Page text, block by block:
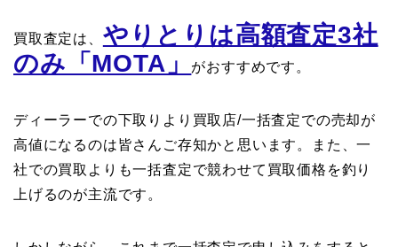
買取査定は、 やりとりは高額査定3社
のみ「MOTA」
がおすすめです。
ディーラーでの下取りより買取店/一括査定での売却が
高値になるのは皆さんご存知かと思います。また、一
社での買取よりも一括査定で競わせて買取価格を釣り
上げるのが主流です。